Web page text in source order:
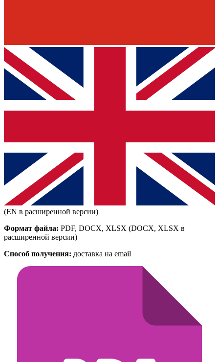
(EN в расширенной версии)
Формат файла: PDF, DOCX, XLSX (DOCX, XLSX в
расширенной версии)
Способ получения: доставка на email